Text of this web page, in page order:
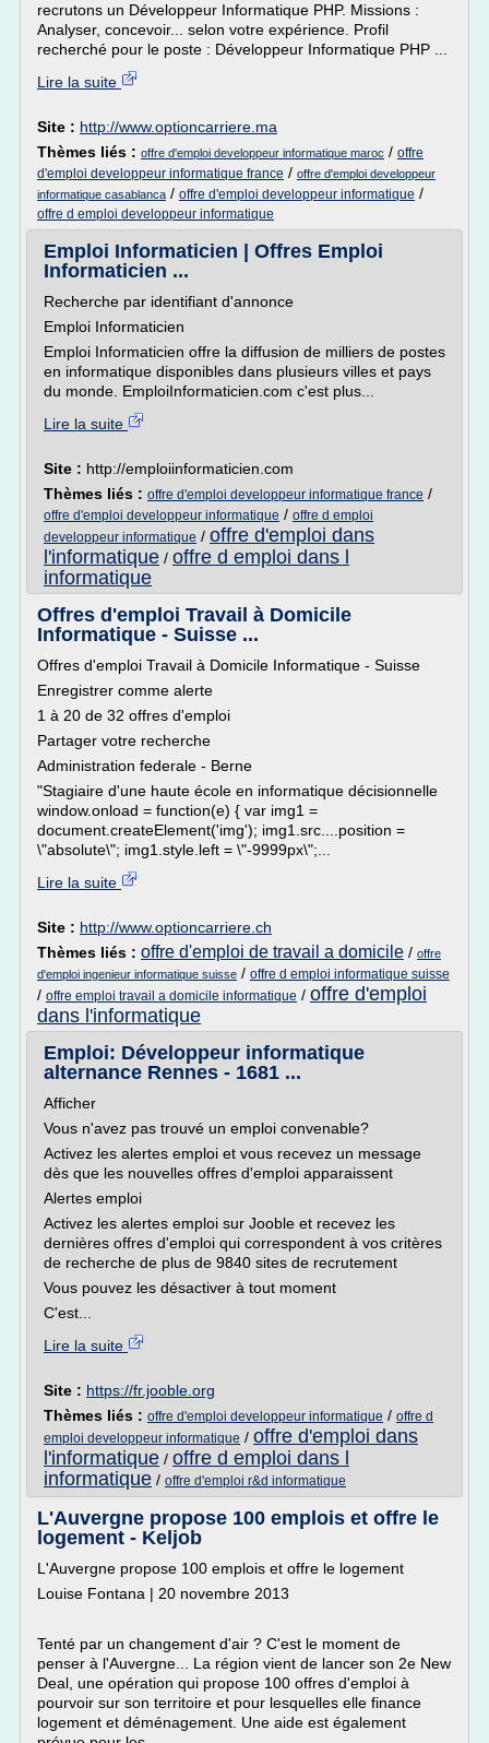
recrutons un Développeur Informatique PHP. Missions :
Analyser, concevoir... selon votre expérience. Profil
recherché pour le poste : Développeur Informatique PHP ...
Lire la suite
Site : http://www.optioncarriere.ma
Thèmes liés : offre d'emploi developpeur informatique maroc / offre
d'emploi developpeur informatique france / offre d'emploi developpeur
informatique casablanca / offre d'emploi developpeur informatique /
offre d emploi developpeur informatique
Emploi Informaticien | Offres Emploi
Informaticien ...
Recherche par identifiant d'annonce
Emploi Informaticien
Emploi Informaticien offre la diffusion de milliers de postes
en informatique disponibles dans plusieurs villes et pays
du monde. EmploiInformaticien.com c'est plus...
Lire la suite
Site : http://emploiinformaticien.com
Thèmes liés : offre d'emploi developpeur informatique france /
offre d'emploi developpeur informatique / offre d emploi
developpeur informatique / offre d'emploi dans
l'informatique / offre d emploi dans l
informatique
Offres d'emploi Travail à Domicile
Informatique - Suisse ...
Offres d'emploi Travail à Domicile Informatique - Suisse
Enregistrer comme alerte
1 à 20 de 32 offres d'emploi
Partager votre recherche
Administration federale - Berne
"Stagiaire d'une haute école en informatique décisionnelle
window.onload = function(e) { var img1 =
document.createElement('img'); img1.src....position =
\"absolute\"; img1.style.left = \"-9999px\";...
Lire la suite
Site : http://www.optioncarriere.ch
Thèmes liés : offre d'emploi de travail a domicile / offre
d'emploi ingenieur informatique suisse / offre d emploi informatique suisse
/ offre emploi travail a domicile informatique / offre d'emploi
dans l'informatique
Emploi: Développeur informatique
alternance Rennes - 1681 ...
Afficher
Vous n'avez pas trouvé un emploi convenable?
Activez les alertes emploi et vous recevez un message
dès que les nouvelles offres d'emploi apparaissent
Alertes emploi
Activez les alertes emploi sur Jooble et recevez les
dernières offres d'emploi qui correspondent à vos critères
de recherche de plus de 9840 sites de recrutement
Vous pouvez les désactiver à tout moment
C'est...
Lire la suite
Site : https://fr.jooble.org
Thèmes liés : offre d'emploi developpeur informatique / offre d
emploi developpeur informatique / offre d'emploi dans
l'informatique / offre d emploi dans l
informatique / offre d'emploi r&d informatique
L'Auvergne propose 100 emplois et offre le
logement - Keljob
L'Auvergne propose 100 emplois et offre le logement
Louise Fontana | 20 novembre 2013
Tenté par un changement d'air ? C'est le moment de
penser à l'Auvergne... La région vient de lancer son 2e New
Deal, une opération qui propose 100 offres d'emploi à
pourvoir sur son territoire et pour lesquelles elle finance
logement et déménagement. Une aide est également